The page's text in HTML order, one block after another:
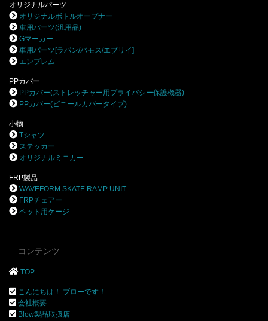
オリジナルパーツ
オリジナルボトルオープナー
車用パーツ(汎用品)
Gマーカー
車用パーツ[ラパン/バモス/エブリイ]
エンブレム
PPカバー
PPカバー(ストレッチャー用プライバシー保護機器)
PPカバー(ビニールカバータイプ)
小物
Tシャツ
ステッカー
オリジナルミニカー
FRP製品
WAVEFORM SKATE RAMP UNIT
FRPチェアー
ペット用ケージ
コンテンツ
TOP
こんにちは！ ブローです！
会社概要
Blow製品取扱店